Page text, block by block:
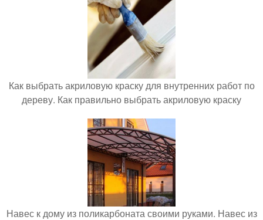
Как выбрать акриловую краску для внутренних работ по
дереву. Как правильно выбрать акриловую краску
Навес к дому из поликарбоната своими руками. Навес из